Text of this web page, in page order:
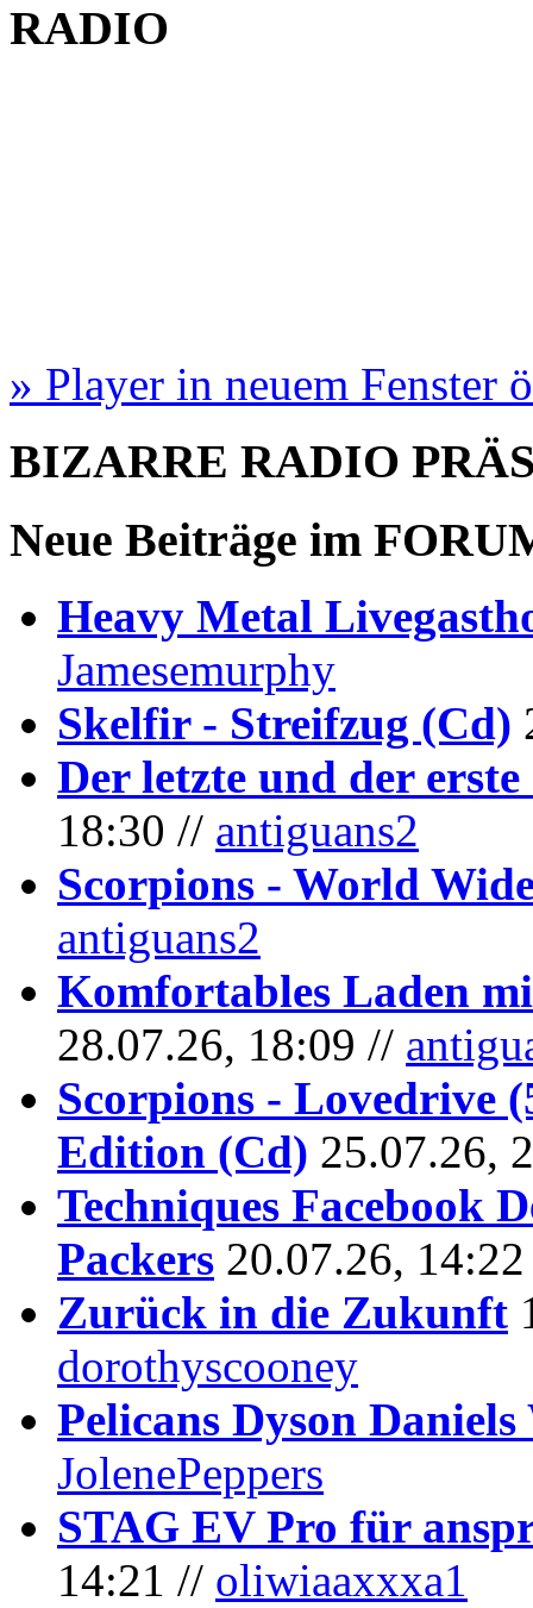
RADIO
» Player in neuem Fenster
BIZARRE RADIO
Neue Beiträge im
Heavy Metal
Jamesemurphy
Skelfir - Streifzug (Cd)
Der letzte und der erste
18:30 // antiguans2
Scorpions - World
antiguans2
Komfortables Laden
28.07.26, 18:09 //
Scorpions - Lovedrive
Edition (Cd) 25.07.26,
Techniques Facebook
Packers 20.07.26,
Zurück in die Zukunft
dorothyscooney
Pelicans Dyson
JolenePeppers
STAG EV Pro für
14:21 // oliwiaaxxxa1